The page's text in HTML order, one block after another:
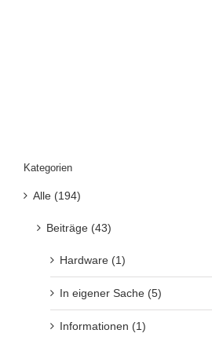
Kategorien
Alle (194)
Beiträge (43)
Hardware (1)
In eigener Sache (5)
Informationen (1)